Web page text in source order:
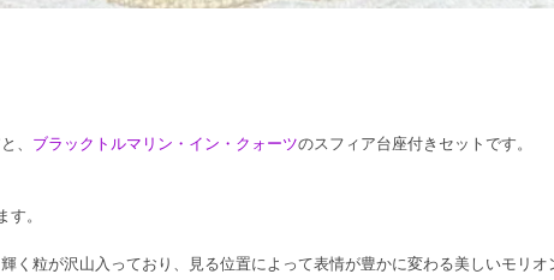
、 ブラックトルマリン・イン・クォーツのスフィア台座付きセットです。
す。
く粒が沢山入っており、見る位置によって表情が豊かに変わる美しいモリオ